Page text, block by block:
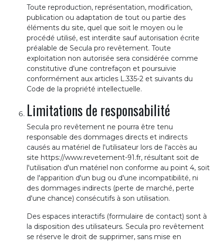
Toute reproduction, représentation, modification,
publication ou adaptation de tout ou partie des
éléments du site, quel que soit le moyen ou le
procédé utilisé, est interdite sauf autorisation écrite
préalable de Secula pro revêtement. Toute
exploitation non autorisée sera considérée comme
constitutive d'une contrefaçon et poursuivie
conformément aux articles L.335-2 et suivants du
Code de la propriété intellectuelle.
Limitations de responsabilité
Secula pro revêtement ne pourra être tenu
responsable des dommages directs et indirects
causés au matériel de l'utilisateur lors de l'accès au
site https://www.revetement-91.fr, résultant soit de
l'utilisation d'un matériel non conforme au point 4, soit
de l'apparition d'un bug ou d'une incompatibilité, ni
des dommages indirects (perte de marché, perte
d'une chance) consécutifs à son utilisation.
Des espaces interactifs (formulaire de contact) sont à
la disposition des utilisateurs. Secula pro revêtement
se réserve le droit de supprimer, sans mise en